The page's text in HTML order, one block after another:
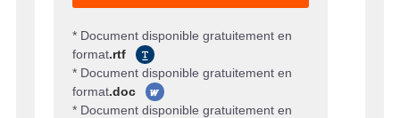
* Document disponible gratuitement en
format.rtf
* Document disponible gratuitement en
format.doc
* Document disponible gratuitement en